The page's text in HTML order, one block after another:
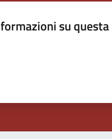
su questa